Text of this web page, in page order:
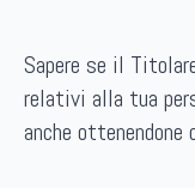
Sapere se il
relativi alla tua
anche